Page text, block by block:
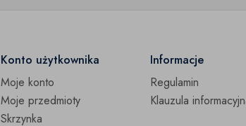
Konto użytkownika
Moje konto
Moje przedmioty
Skrzynka
Informacje
Regulamin
Klauzula